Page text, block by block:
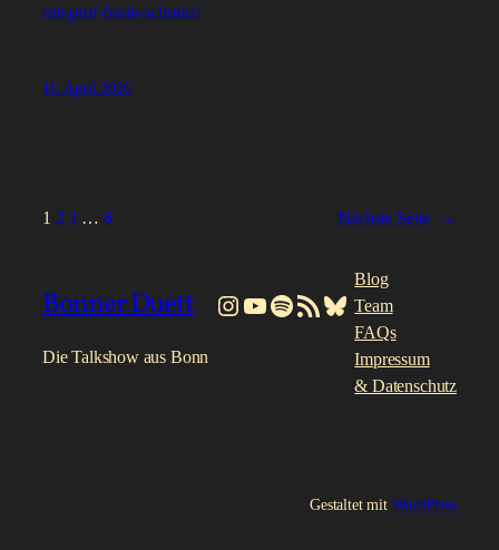
mit-prof-frank-schmitz/
11. April 2026
1 2 3 … 6 Nächste Seite →
Bonner Duett
Die Talkshow aus Bonn
Instagram
YouTube
Spotify
RSS-FeedBluesky
Blog
Team
FAQs
Impressum
& Datenschutz
Gestaltet mit WordPress